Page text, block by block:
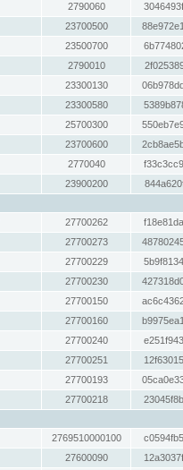
2790060
23700500
23500700
2790010
23300130
23300580
25700300
23700600
2770040
23900200
27700262
27700273
27700229
27700230
27700150
27700160
27700240
27700251
27700193
27700218
2769510000100
27600090